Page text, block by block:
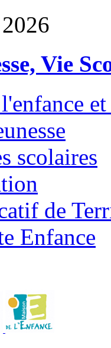
Vie
scolaires
de
Enfance